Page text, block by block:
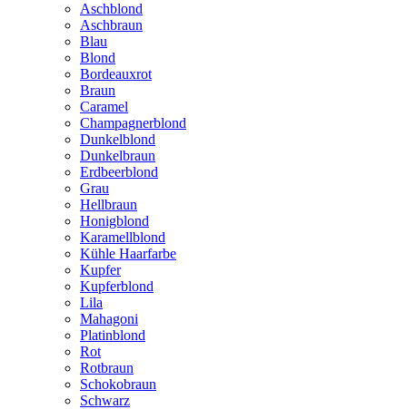
Aschblond
Aschbraun
Blau
Blond
Bordeauxrot
Braun
Caramel
Champagnerblond
Dunkelblond
Dunkelbraun
Erdbeerblond
Grau
Hellbraun
Honigblond
Karamellblond
Kühle Haarfarbe
Kupfer
Kupferblond
Lila
Mahagoni
Platinblond
Rot
Rotbraun
Schokobraun
Schwarz